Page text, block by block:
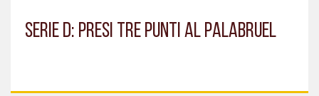
Serie D: presi tre punti al Palabruel